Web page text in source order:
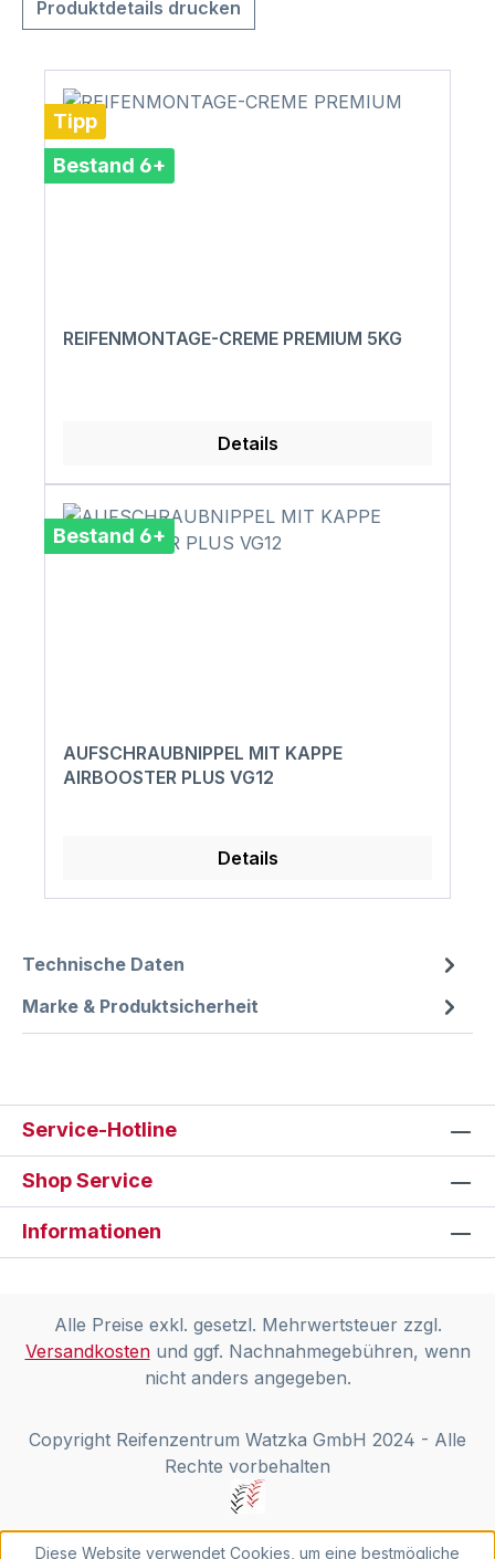
Produktdetails drucken
Tipp
Bestand 6+
REIFENMONTAGE-CREME PREMIUM 5KG
Details
Bestand 6+
AUFSCHRAUBNIPPEL MIT KAPPE
AIRBOOSTER PLUS VG12
Details
Technische Daten
Marke & Produktsicherheit
Service-Hotline
Shop Service
Informationen
Alle Preise exkl. gesetzl. Mehrwertsteuer zzgl.
Versandkostenund ggf. Nachnahmegebühren, wenn
nicht anders angegeben.
Copyright Reifenzentrum Watzka GmbH 2024 - Alle
Rechte vorbehalten
Diese Website verwendet Cookies, um eine bestmögliche